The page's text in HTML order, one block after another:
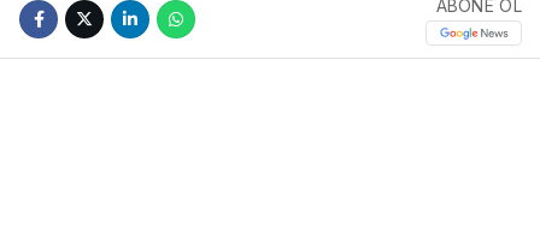
ABONE OL